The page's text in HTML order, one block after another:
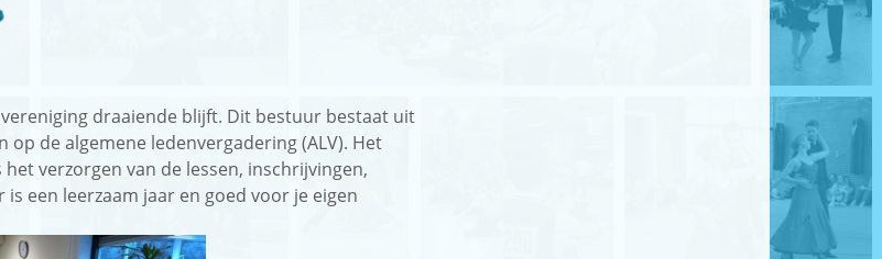
draaiende blijft. Dit bestuur bestaat uit
de algemene ledenvergadering (ALV). Het
verzorgen van de lessen, inschrijvingen,
een leerzaam jaar en goed voor je eigen